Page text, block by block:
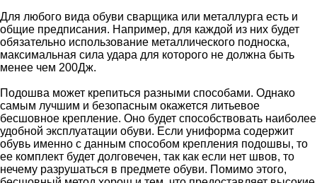
Для любого вида обуви сварщика или металлурга есть и
общие предписания. Например, для каждой из них будет
обязательно использование металлического подноска,
максимальная сила удара для которого не должна быть
менее чем 200Дж.
Подошва может крепиться разными способами. Однако
самым лучшим и безопасным окажется литьевое
бесшовное крепление. Оно будет способствовать наиболее
удобной эксплуатации обуви. Если униформа содержит
обувь именно с данным способом крепления подошвы, то
ее комплект будет долговечен, так как если нет швов, то
нечему разрушаться в предмете обуви. Помимо этого,